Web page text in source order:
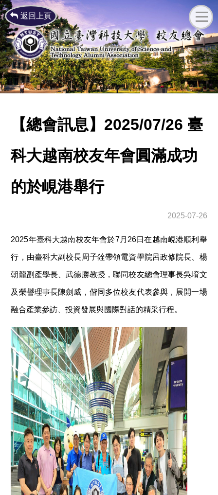
返回上頁
【總會訊息】2025/07/26 臺
科大越南校友年會圓滿成功
的於峴港舉行
2025-07-26
2025年臺科大越南校友年會於7月26日在越南峴港順利舉
行，由臺科大副校長周子銓帶領電資學院呂政修院長、楊
朝龍副產學長、武德勝教授，聯同校友總會理事長吳堉文
及榮譽理事長陳劍威，偕同多位校友代表參與，展開一場
融合產業參訪、投資發展與國際對話的精采行程。